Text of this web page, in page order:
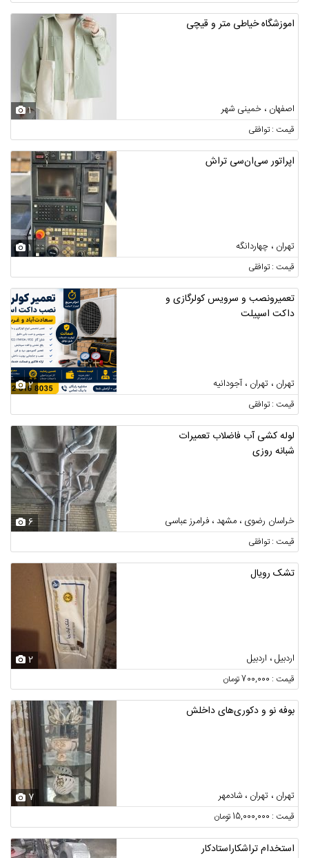
اموزشگاه خیاطی متر و قیچی
اصفهان ، خمینی شهر 1
قیمت : توافقی
اپراتور سی‌ان‌سی تراش
تهران ، چهاردانگه 1
قیمت : توافقی
تعمیرونصب و سرویس کولرگازی و
داکت اسپیلت
تهران ، تهران ، آجودانیه 2
قیمت : توافقی
لوله کشی آب فاضلاب تعمیرات
شبانه روزی
خراسان رضوی ، مشهد ، فرامرز عباسی 6
قیمت : توافقی
تشک رویال
اردبیل ، اردبیل 2
قیمت : 700,000 تومان
بوفه نو و دکوری‌های داخلش
تهران ، تهران ، شادمهر 7
قیمت : 15,000,000 تومان
استخدام تراشکاراستادکار